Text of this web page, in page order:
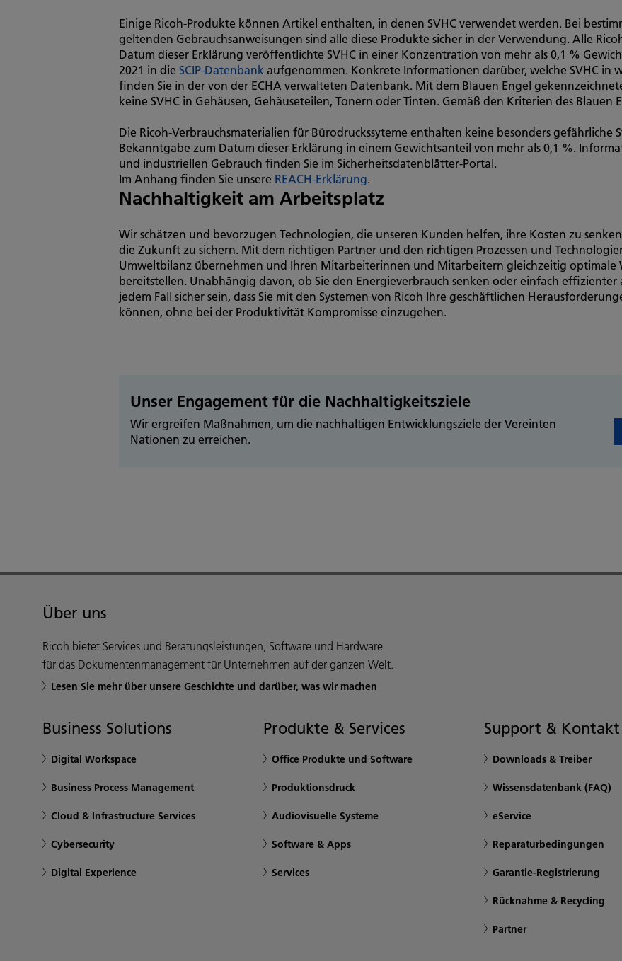
Einige Ricoh-Produkte können Artikel enthalten, in denen SVHC verwendet werden. Bei
geltenden Gebrauchsanweisungen sind alle diese Produkte sicher in der Verwendung. Alle
Datum dieser Erklärung veröffentlichte SVHC in einer Konzentration von mehr als 0,1 %
2021 in die SCIP-Datenbank aufgenommen. Konkrete Informationen darüber, welche SVHC in
finden Sie in der von der ECHA verwalteten Datenbank. Mit dem Blauen Engel
keine SVHC in Gehäusen, Gehäuseteilen, Tonern oder Tinten. Gemäß den Kriterien des Blauen
Die Ricoh-Verbrauchsmaterialien für Bürodruckssyteme enthalten keine besonders gefährliche
Bekanntgabe zum Datum dieser Erklärung in einem Gewichtsanteil von mehr als 0,1 %.
und industriellen Gebrauch finden Sie im Sicherheitsdatenblätter-Portal.
Im Anhang finden Sie unsere REACH-Erklärung.
Nachhaltigkeit am Arbeitsplatz
Wir schätzen und bevorzugen Technologien, die unseren Kunden helfen, ihre Kosten zu
die Zukunft zu sichern. Mit dem richtigen Partner und den richtigen Prozessen und
Umweltbilanz übernehmen und Ihren Mitarbeiterinnen und Mitarbeitern gleichzeitig optimale
bereitstellen. Unabhängig davon, ob Sie den Energieverbrauch senken oder einfach effizienter
jedem Fall sicher sein, dass Sie mit den Systemen von Ricoh Ihre geschäftlichen
können, ohne bei der Produktivität Kompromisse einzugehen.
Unser Engagement für die Nachhaltigkeitsziele
Wir ergreifen Maßnahmen, um die nachhaltigen Entwicklungsziele der Vereinten
Nationen zu erreichen.
Über uns
Ricoh bietet Services und Beratungsleistungen, Software und Hardware
für das Dokumentenmanagement für Unternehmen auf der ganzen Welt.
Lesen Sie mehr über unsere Geschichte und darüber, was wir machen
Business Solutions
Digital Workspace
Business Process Management
Cloud & Infrastructure Services
Cybersecurity
Digital Experience
Produkte & Services
Office Produkte und Software
Produktionsdruck
Audiovisuelle Systeme
Software & Apps
Services
Support & Kontakt
Downloads & Treiber
Wissensdatenbank (FAQ)
eService
Reparaturbedingungen
Garantie-Registrierung
Rücknahme & Recycling
Partner